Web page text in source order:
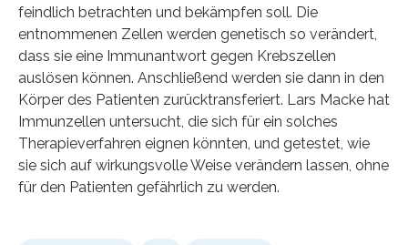
feindlich betrachten und bekämpfen soll. Die
entnommenen Zellen werden genetisch so verändert,
dass sie eine Immunantwort gegen Krebszellen
auslösen können. Anschließend werden sie dann in den
Körper des Patienten zurücktransferiert. Lars Macke hat
Immunzellen untersucht, die sich für ein solches
Therapieverfahren eignen könnten, und getestet, wie
sie sich auf wirkungsvolle Weise verändern lassen, ohne
für den Patienten gefährlich zu werden.